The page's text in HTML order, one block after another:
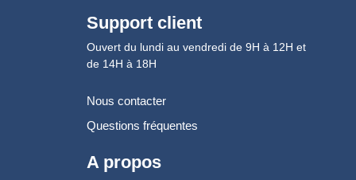
Support client
Ouvert du lundi au vendredi de 9H à 12H et
de 14H à 18H
Nous contacter
Questions fréquentes
A propos